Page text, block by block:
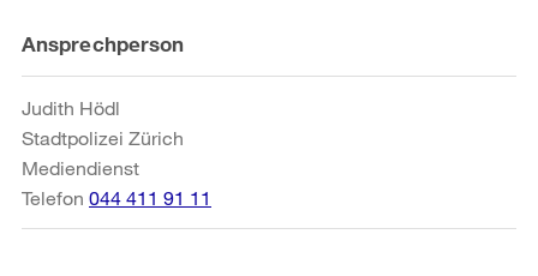
Weitere
Informationen
Ansprechperson
Judith Hödl
Stadtpolizei Zürich
Mediendienst
Telefon 044 411 91 11